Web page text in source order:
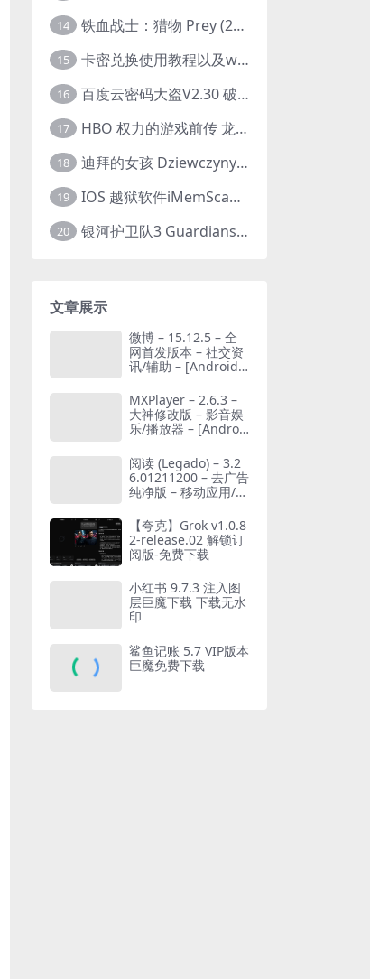
14 铁血战士：猎物 Prey (2022) 中英字幕 1080P
15 卡密兑换使用教程以及windows使用教程
16 百度云密码大盗V2.30 破解分享链接提取码
17 HBO 权力的游戏前传 龙之家族 House of the Dragon (2022) 中字 1080P 更新4集
18 迪拜的女孩 Dziewczyny z Dubaju (2021) 1080P 中字
19 IOS 越狱软件iMemScan version1.2.6 游戏内存修改器
20 银河护卫队3 Guardians of the Galaxy Vol. 3 (2023)4K高清资源1080p只分享精品
文章展示
微博 – 15.12.5 – 全
网首发版本 – 社交资
讯/辅助 – [Android]
MXPlayer – 2.6.3 –
大神修改版 – 影音娱
乐/播放器 – [Androi
盘]
阅读 (Legado) – 3.2
6.01211200 – 去广告
纯净版 – 移动应用/阅
网盘/迅雷网盘]
【夸克】Grok v1.0.8
2-release.02 解锁订
阅版-免费下载
小红书 9.7.3 注入图
层巨魔下载 下载无水
印
鲨鱼记账 5.7 VIP版本
巨魔免费下载